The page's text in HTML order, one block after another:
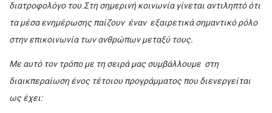
διατροφολόγο του.Στη σημερινή κοινωνία γίνεται αντιληπτό ότι
τα μέσα ενημέρωσης παίζουν έναν εξαιρετικά σημαντικό ρόλο
στην επικοινωνία των ανθρώπων μεταξύ τους.
Με αυτό τον τρόπο με τη σειρά μας συμβάλλουμε στη
διαικπεραίωση ένος τέτοιου προγράμματος που διενεργείται
ως έχει: